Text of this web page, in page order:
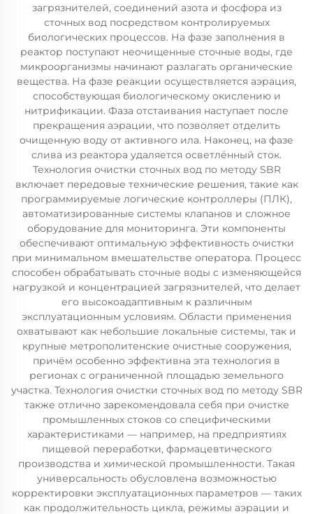
загрязнителей, соединений азота и фосфора из
сточных вод посредством контролируемых
биологических процессов. На фазе заполнения в
реактор поступают неочищенные сточные воды, где
микроорганизмы начинают разлагать органические
вещества. На фазе реакции осуществляется аэрация,
способствующая биологическому окислению и
нитрификации. Фаза отстаивания наступает после
прекращения аэрации, что позволяет отделить
очищенную воду от активного ила. Наконец, на фазе
слива из реактора удаляется осветлённый сток.
Технология очистки сточных вод по методу SBR
включает передовые технические решения, такие как
программируемые логические контроллеры (ПЛК),
автоматизированные системы клапанов и сложное
оборудование для мониторинга. Эти компоненты
обеспечивают оптимальную эффективность очистки
при минимальном вмешательстве оператора. Процесс
способен обрабатывать сточные воды с изменяющейся
нагрузкой и концентрацией загрязнителей, что делает
его высокоадаптивным к различным
эксплуатационным условиям. Области применения
охватывают как небольшие локальные системы, так и
крупные метрополитенские очистные сооружения,
причём особенно эффективна эта технология в
регионах с ограниченной площадью земельного
участка. Технология очистки сточных вод по методу SBR
также отлично зарекомендовала себя при очистке
промышленных стоков со специфическими
характеристиками — например, на предприятиях
пищевой переработки, фармацевтического
производства и химической промышленности. Такая
универсальность обусловлена возможностью
корректировки эксплуатационных параметров — таких
как продолжительность цикла, режимы аэрации и